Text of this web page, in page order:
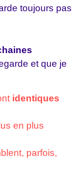
toujours pas
et que je
identiques
en plus
parfois,